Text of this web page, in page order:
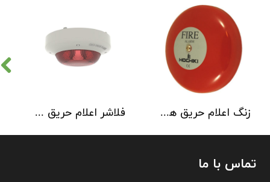
فلاشر اعلام حریق هوچیکی مدل CLB-E زنگ اعلام حریق هوچیکی Hochiki مدل MBF-6EV
تماس با ما